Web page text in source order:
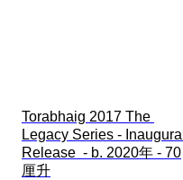
Torabhaig 2017 The
Legacy Series - Inaugural
Release  - b. 2020年 - 70
厘升